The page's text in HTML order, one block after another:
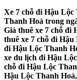
Xe 7 chỗ đi Hậu Lộc
Thanh Hoá trong
Giá thuê xe 7 chỗ đi
thuê xe 7 chỗ đi Hậu
đi Hậu Lộc Thanh
xe du lịch đi Hậu
chỗ đi Hậu Lộc
Hậu Lộc Thanh